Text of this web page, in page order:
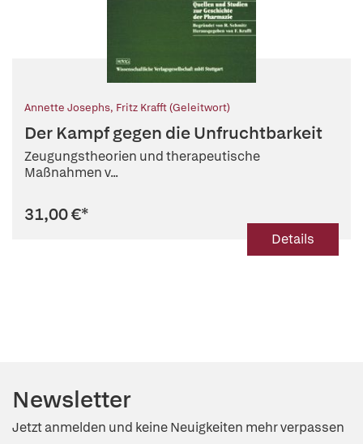
Annette Josephs, Fritz Krafft (Geleitwort)
Der Kampf gegen die Unfruchtbarkeit
Zeugungstheorien und therapeutische
Maßnahmen v...
31,00 €*
Details
Newsletter
Jetzt anmelden und keine Neuigkeiten mehr verpassen